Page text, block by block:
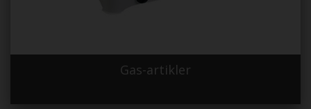
Gas-artikler